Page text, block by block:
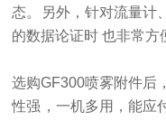
态。另外，针对流量计
的数据论证时 也非常方
选购GF300喷雾附件后
性强，一机多用，能应